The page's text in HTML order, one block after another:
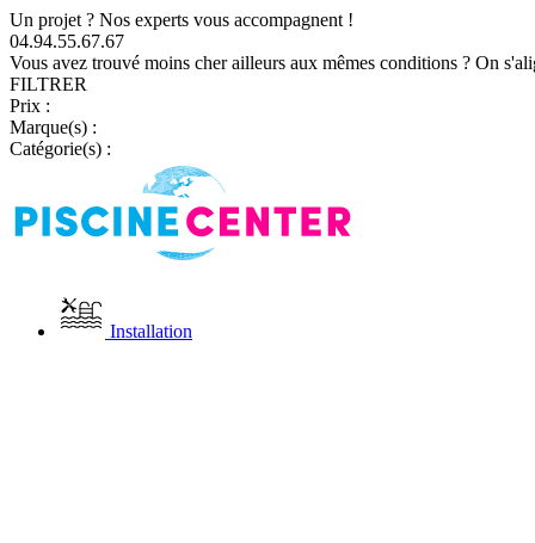
Un projet ? Nos experts vous accompagnent !
04.94.55.67.67
Vous avez trouvé moins cher ailleurs aux mêmes conditions ? On
FILTRER
Prix :
Marque(s) :
Catégorie(s) :
Installation